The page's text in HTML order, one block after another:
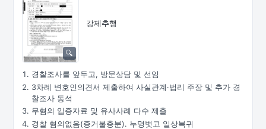
강제추행
경찰조사를 앞두고, 방문상담 및 선임
3차례 변호인의견서 제출하여 사실관계·법리 주장 및 추가 경
찰조사 동석
무혐의 입증자료 및 유사사례 다수 제출
경찰 혐의없음(증거불충분). 누명벗고 일상복귀